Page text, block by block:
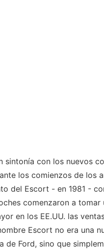
sintonía con los nuevos
los comienzos de los
del Escort - en 1981 -
comenzaron a tomar
en los EE.UU. las
Escort no era una
de Ford, sino que